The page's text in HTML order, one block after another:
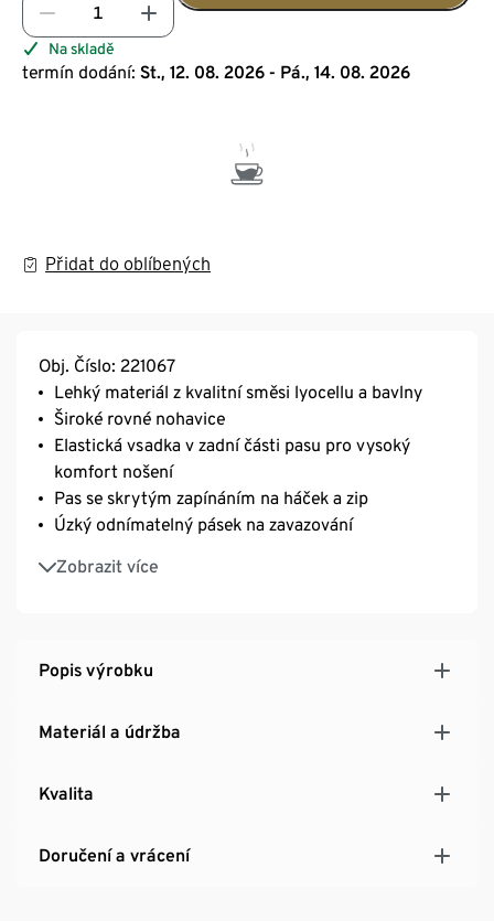
Na skladě
termín dodání: St., 12. 08. 2026 - Pá., 14. 08. 2026
Přidat do oblíbených
Obj. Číslo: 221067
Lehký materiál z kvalitní směsi lyocellu a bavlny
Široké rovné nohavice
Elastická vsadka v zadní části pasu pro vysoký
komfort nošení
Pas se skrytým zapínáním na háček a zip
Úzký odnímatelný pásek na zavazování
Zobrazit více
Boční průhmatové kapsy
Popis výrobku
Materiál a údržba
Kvalita
Doručení a vrácení